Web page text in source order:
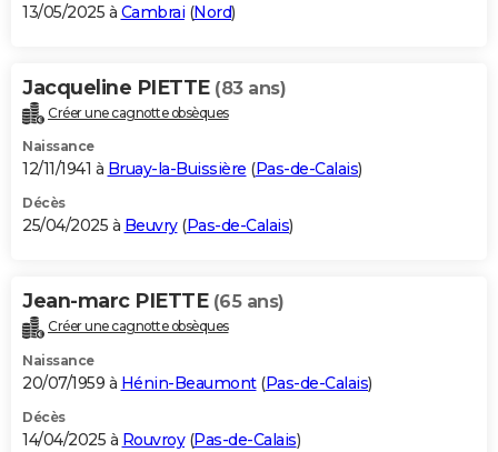
13/05/2025 à Cambrai (Nord)
Jacqueline PIETTE (83 ans)
Créer une cagnotte obsèques
Naissance
12/11/1941 à Bruay-la-Buissière (Pas-de-Calais)
Décès
25/04/2025 à Beuvry(Pas-de-Calais)
Jean-marc PIETTE (65 ans)
Créer une cagnotte obsèques
Naissance
20/07/1959 à Hénin-Beaumont(Pas-de-Calais)
Décès
14/04/2025 à Rouvroy(Pas-de-Calais)